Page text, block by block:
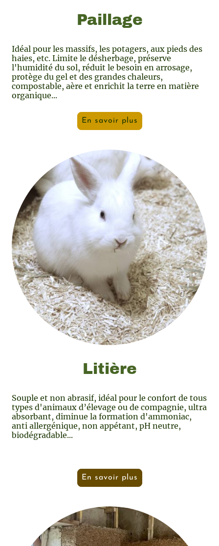
Paillage
Idéal pour les massifs, les potagers, aux pieds des
haies, etc. Limite le désherbage, préserve
l'humidité du sol, réduit le besoin en arrosage,
protège du gel et des grandes chaleurs,
compostable, aère et enrichit la terre en matière
organique...
En savoir plus
Litière
Souple et non abrasif, idéal pour le confort de tous
types d'animaux d’élevage ou de compagnie, ultra
absorbant, diminue la formation d'ammoniac,
anti allergénique, non appétant, pH neutre,
biodégradable...
En savoir plus